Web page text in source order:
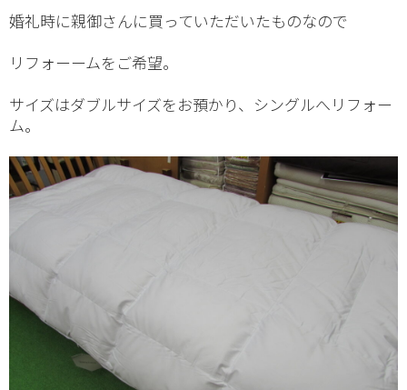
婚礼時に親御さんに買っていただいたものなので
リフォーームをご希望。
サイズはダブルサイズをお預かり、シングルへリフォー
ム。